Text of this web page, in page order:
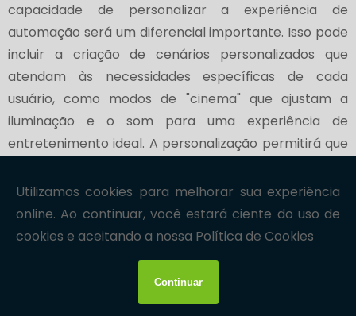
capacidade de personalizar a experiência de
automação será um diferencial importante. Isso pode
incluir a criação de cenários personalizados que
atendam às necessidades específicas de cada
usuário, como modos de "cinema" que ajustam a
iluminação e o som para uma experiência de
entretenimento ideal. A personalização permitirá que
sobre seus ambientes, aumentando a satisfação e a
conveniência.
Além disso, a automação de ambientes está se
tornando mais acessível. Com a redução dos custos
de tecnologia e a disponibilidade de dispositivos mais